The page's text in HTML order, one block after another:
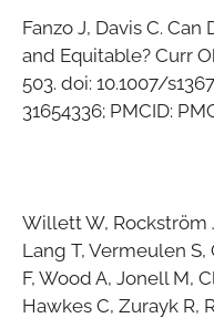
Fanzo J, Davis C.
and Equitable? Curr
503. doi: 10.1007/
31654336; PMCID:
Willett W, Rockström
Lang T, Vermeulen
F, Wood A, Jonell M,
Hawkes C, Zurayk R,